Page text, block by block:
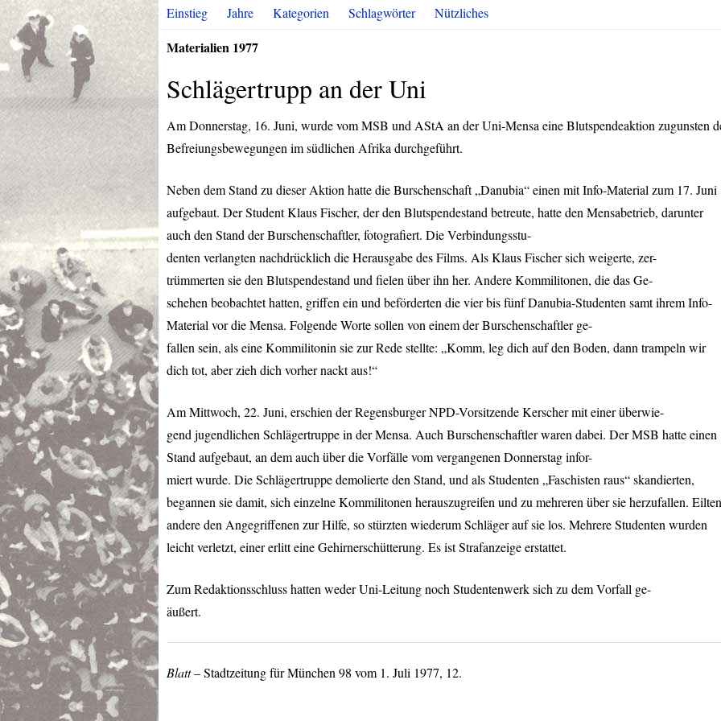
Einstieg Jahre Kategorien Schlagwörter Nützliches
Materialien 1977
Schlägertrupp an der Uni
Am Donnerstag, 16. Juni, wurde vomMSB und AStA an der Uni-Mensa eine Blutspendeaktion zugunsten
Befreiungsbewegungen im südlichen Afrika durchgeführt.
Neben dem Stand zu dieser Aktion hatte die Burschenschaft „Danubia“ einen mit Info-Material zum 17. Juni
aufgebaut. Der Student Klaus Fischer, der den Blutspendestand betreute, hatte den Mensabetrieb, darunter
auch den Stand der Burschenschaftler, fotografiert. Die Verbindungsstu-
denten verlangten nachdrücklich die Herausgabe des Films. Als Klaus Fischer sich weigerte, zer-
trümmerten sie den Blutspendestand und fielen über ihn her. Andere Kommilitonen, die das Ge-
schehen beobachtet hatten, griffen ein und beförderten die vier bis fünf Danubia-Studenten samt ihrem Info-
Material vor die Mensa. Folgende Worte sollen von einem der Burschenschaftler ge-
fallen sein, als eine Kommilitonin sie zur Rede stellte: „Komm, leg dich auf den Boden, dann trampeln wir
dich tot, aber zieh dich vorher nackt aus!“
Am Mittwoch, 22. Juni, erschien der RegensburgerNPD-Vorsitzende Kerscher mit einer überwie-
gend jugendlichen Schlägertruppe in der Mensa. Auch Burschenschaftler waren dabei. DerMSB hatte einen
Stand aufgebaut, an dem auch über die Vorfälle vom vergangenen Donnerstag infor-
miert wurde. Die Schlägertruppe demolierte den Stand, und als Studenten „Faschisten raus“ skandierten,
begannen sie damit, sich einzelne Kommilitonen herauszugreifen und zu mehreren über sie herzufallen. Eilten
andere den Angegriffenen zur Hilfe, so stürzten wiederum Schläger auf sie los. Mehrere Studenten wurden
leicht verletzt, einer erlitt eine Gehirnerschütterung. Es ist Strafanzeige erstattet.
Zum Redaktionsschluss hatten weder Uni-Leitung noch Studentenwerk sich zu dem Vorfall ge-
äußert.
Blatt– Stadtzeitung für München 98 vom 1. Juli 1977, 12.